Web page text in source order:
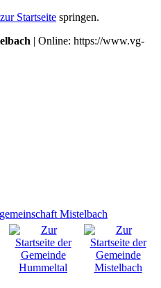
zur Startseite springen.
| Online: https://www.vg-